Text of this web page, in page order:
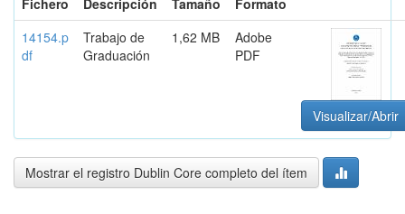
Fichero
Descripción Tamaño
Formato
14154.p
df
Trabajo de
Graduación
1,62 MB
Adobe
PDF
Visualizar/Abrir
Mostrar el registro Dublin Core completo del ítem